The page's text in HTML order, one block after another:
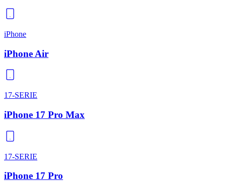
iPhone
iPhone Air
17-SERIE
iPhone 17 Pro Max
17-SERIE
iPhone 17 Pro